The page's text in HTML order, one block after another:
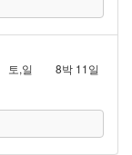
토,일 8박 11일